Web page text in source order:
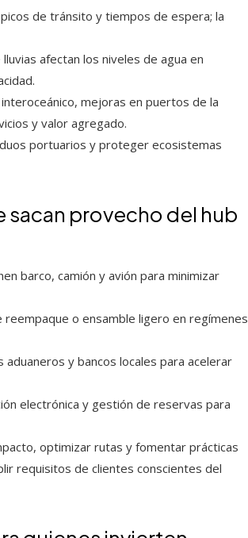
de tránsito y tiempos de espera; la
afectan los niveles de agua en
mejoras en puertos de la
y valor agregado.
portuarios y proteger ecosistemas
sacan provecho del hub
barco, camión y avión para minimizar
o ensamble ligero en regímenes
y bancos locales para acelerar
electrónica y gestión de reservas para
optimizar rutas y fomentar prácticas
requisitos de clientes conscientes del